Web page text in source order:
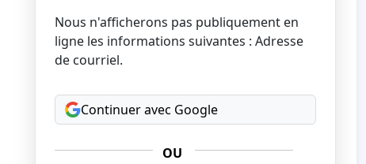
Nous n'afficherons pas publiquement en
ligne les informations suivantes : Adresse
de courriel.
Continuer avec Google
OU